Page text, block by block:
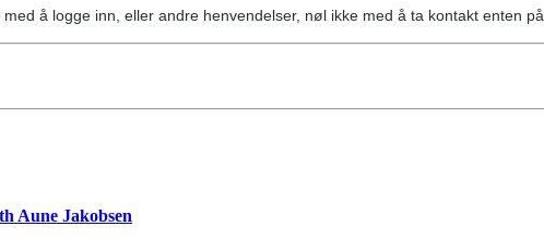
å logge inn, eller andre henvendelser, nøl ikke med å ta kontakt enten på
Aune Jakobsen